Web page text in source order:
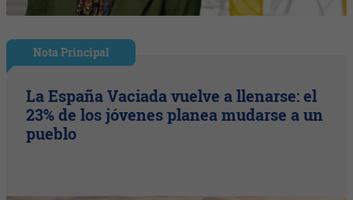
Nota Principal
La España Vaciada vuelve a llenarse: el
23% de los jóvenes planea mudarse a un
pueblo